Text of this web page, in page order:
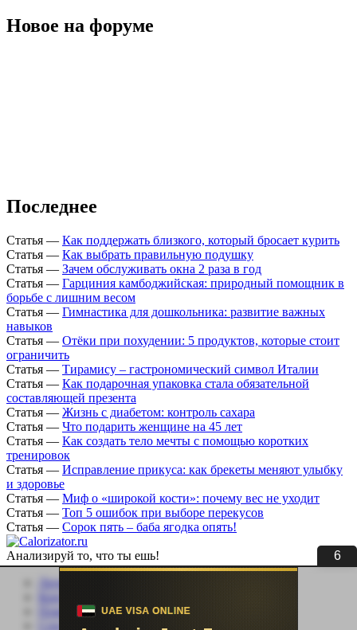
5
Новое на форуме
Последнее
Статья — Как поддержать близкого, который бросает курить
Статья — Как выбрать правильную подушку
Статья — Зачем обслуживать окна 2 раза в год
Статья — Гарциния камбоджийская: природный помощник в
борьбе с лишним весом
Статья — Гимнастика для дошкольника: развитие важных
навыков
Статья — Отёки при похудении: 5 продуктов, которые стоит
ограничить
Статья — Тирамису – гастрономический символ Италии
Статья — Как подарочная упаковка стала обязательной
составляющей презента
Статья — Жизнь с диабетом: контроль сахара
Статья — Что подарить женщине на 45 лет
Статья — Как создать тело мечты с помощью коротких
тренировок
Статья — Исправление прикуса: как брекеты меняют улыбку
и здоровье
Статья — Миф о «широкой кости»: почему вес не уходит
Статья — Топ 5 ошибок при выборе перекусов
Статья — Сорок пять – баба ягодка опять!
Анализируй то, что ты ешь!
Личный кабинет
Помощь сайту
Соцсети